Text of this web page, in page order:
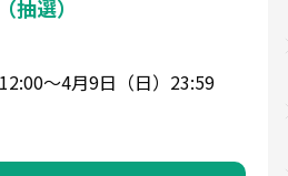
抽選）
～4月9日（日）23:59